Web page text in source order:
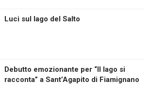
Luci sul lago del Salto
Debutto emozionante per “Il lago si
racconta” a Sant’Agapito di Fiamignano